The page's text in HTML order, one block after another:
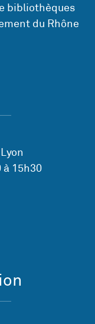
bibliothèques
du Rhône
15h30